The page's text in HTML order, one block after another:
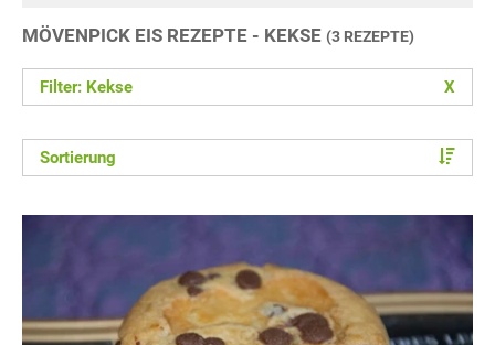
MÖVENPICK EIS REZEPTE - KEKSE (3 REZEPTE)
Filter: Kekse X
Sortierung